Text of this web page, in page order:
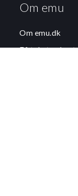
Om emu
Om emu.dk
Få teksten læst